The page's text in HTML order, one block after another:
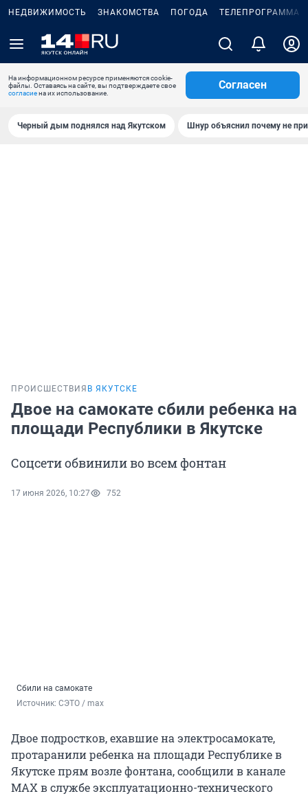
НЕДВИЖИМОСТЬ ЗНАКОМСТВА ПОГОДА ТЕЛЕПРОГРАММА
На информационном ресурсе применяются cookie-
файлы. Оставаясь на сайте, вы подтверждаете свое
согласиена их использование.
Согласен
Черный дым поднялся над Якутском Шнур объяснил почему не
ПРОИСШЕСТВИЯ В ЯКУТСКЕ
Двое на самокате сбили ребенка на
площади Республики в Якутске
Соцсети обвинили во всем фонтан
17 июня 2026, 10:27 752
Сбили на самокате
Источник: СЭТО / max
Двое подростков, ехавшие на электросамокате,
протаранили ребенка на площади Республике в
Якутске прям возле фонтана, сообщили в канале
MAX в службе эксплуатационно-технического